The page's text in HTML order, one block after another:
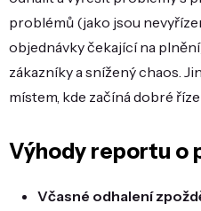
problémů (jako jsou
objednávky čekající na
zákazníky a snížený chaos.
místem, kde začíná dobré
Výhody reportu o
Včasné odhalení